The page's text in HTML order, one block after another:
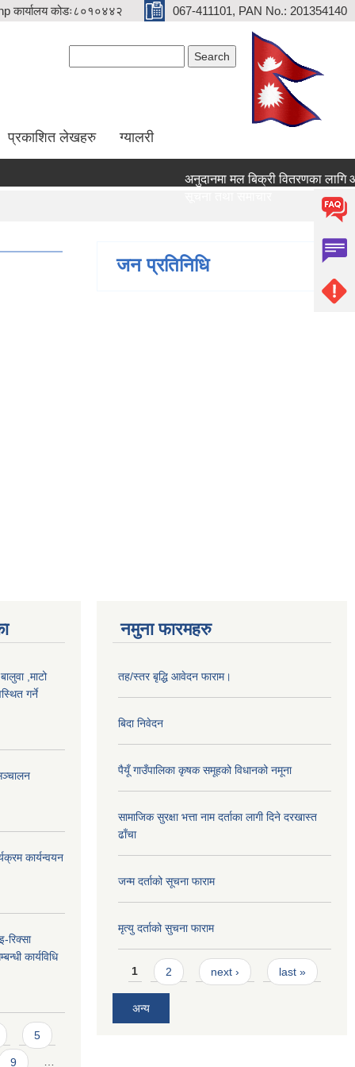
कार्यालय कोडः८०१०४४२ 067-411101, PAN No.: 201354140
प्रकाशित लेखहरु ग्यालरी
अनुदानमा मल बिक्री वितरणका लागि
जन प्रतिनिधि
,माटो
गर्ने
कार्यन्वयन
रिक्सा
कार्यविधि
5
9 …
नमुना फारमहरु
तह/स्तर बृद्धि आवेदन फाराम।
बिदा निवेदन
पैयूँ गाउँपालिका कृषक समूहको विधानको नमूना
सामाजिक सुरक्षा भत्ता नाम दर्ताका लागी दिने दरखास्त
ढाँचा
जन्म दर्ताको सूचना फाराम
मृत्यु दर्ताको सुचना फाराम
Pages
1 2 next › last »
अन्य